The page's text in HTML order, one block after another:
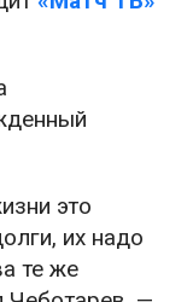
это
их надо
те же